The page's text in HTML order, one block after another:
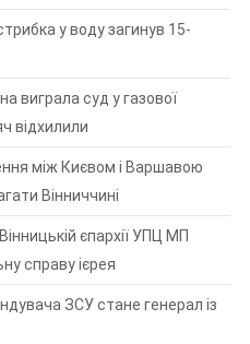
у воду загинув 15-
виграла суд у газової
відхилили
між Києвом і Варшавою
Вінниччині
єпархії УПЦ МП
справу ієрея
ЗСУ стане генерал із